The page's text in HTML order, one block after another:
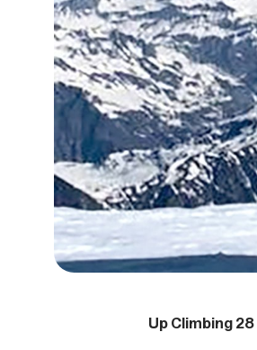
Up Climbing 28